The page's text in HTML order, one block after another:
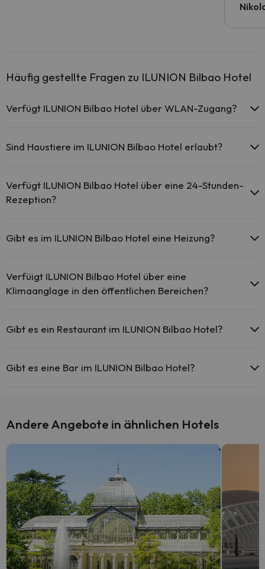
Häufig gestellte Fragen zu ILUNION Bilbao Hotel
Verfügt ILUNION Bilbao Hotel über WLAN-Zugang?
im gesamten Hotel.
ILUNION Bilbao Hotel verfügt über WLAN-Zugang.
Sind Haustiere im ILUNION Bilbao Hotel erlaubt?
Bezahlung im Hotel erlaubt. Prüfen Sie die Bedingungen.
Verfügt ILUNION Bilbao Hotel über eine 24-Stunden-
Rezeption?
Gibt es im ILUNION Bilbao Hotel eine Heizung?
Gemeinschaftsräumen.
Verfüigt ILUNION Bilbao Hotel über eine
Klimaanglage in den öffentlichen Bereichen?
Gemeinschaftsräumen.
Gibt es ein Restaurant im ILUNION Bilbao Hotel?
Gibt es eine Bar im ILUNION Bilbao Hotel?
Andere Angebote in ähnlichen Hotels